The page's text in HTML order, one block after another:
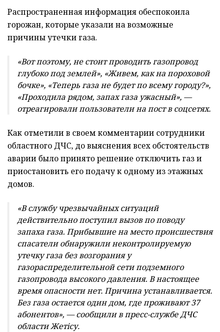
Распространенная информация обеспокоила
горожан, которые указали на возможные
причины утечки газа.
«Вот поэтому, не стоит проводить газопровод
глубоко под землей», «Живем, как на пороховой
бочке», «Теперь газа не будет по всему городу?»,
«Проходила рядом, запах газа ужасный», —
отреагировали пользователи на пост в соцсетях.
Как отметили в своем комментарии сотрудники
областного ДЧС, до выяснения всех обстоятельств
аварии было принято решение отключить газ и
приостановить его подачу к одному из этажных
домов.
«В службу чрезвычайных ситуаций
действительно поступил вызов по поводу
запаха газа. Прибывшие на место происшествия
спасатели обнаружили неконтролируемую
утечку газа без возгорания у
газораспределительной сети подземного
газопровода высокого давления. В настоящее
время опасности нет. Причина устанавливается.
Без газа остается один дом, где проживают 37
абонентов», — сообщили в пресс-службе ДЧС
области Жетiсу.